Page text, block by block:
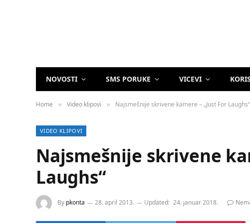
NOVOSTI SMS PORUKE VICEVI
Home » Video klipovi » Najsmešnije skrivene kamere – „Just For Laughs“
VIDEO KLIPOVI
Najsmešnije skrivene
Laughs“
By pkonta 28. april 2013. Updated: 24. januar 2018.